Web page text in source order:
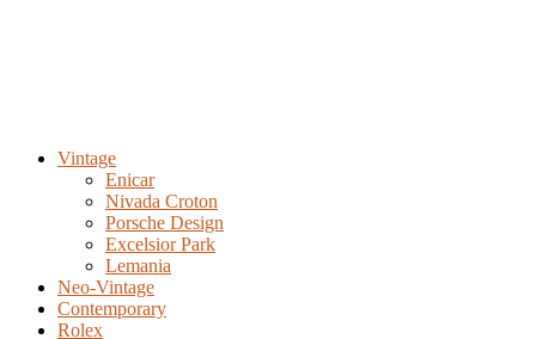
Vintage
Enicar
Nivada Croton
Porsche Design
Excelsior Park
Lemania
Neo-Vintage
Contemporary
Rolex